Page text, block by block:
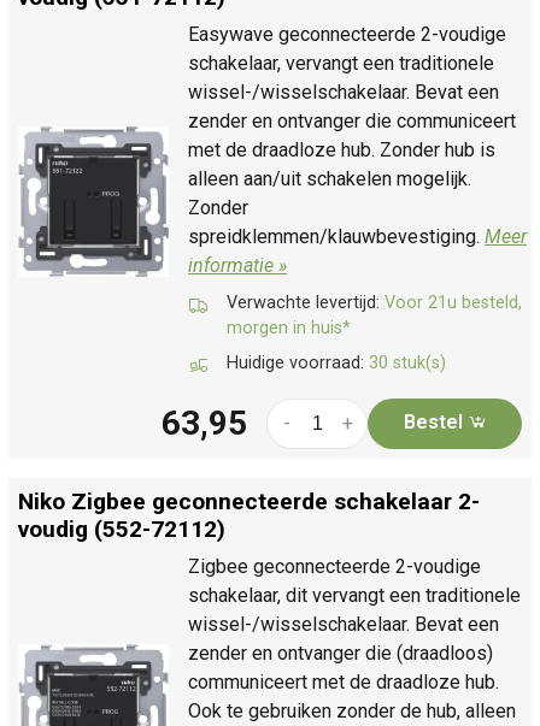
Easywave geconnecteerde 2-voudige
schakelaar, vervangt een traditionele
wissel-/wisselschakelaar. Bevat een
zender en ontvanger die communiceert
met de draadloze hub. Zonder hub is
alleen aan/uit schakelen mogelijk.
Zonder
spreidklemmen/klauwbevestiging. Meer
informatie »
Verwachte levertijd: Voor 21u besteld,
morgen in huis*
Huidige voorraad: 30 stuk(s)
63,95 +
- Bestel
Niko Zigbee geconnecteerde schakelaar 2-
voudig (552-72112)
Zigbee geconnecteerde 2-voudige
schakelaar, dit vervangt een traditionele
wissel-/wisselschakelaar. Bevat een
zender en ontvanger die (draadloos)
communiceert met de draadloze hub.
Ook te gebruiken zonder de hub, alleen